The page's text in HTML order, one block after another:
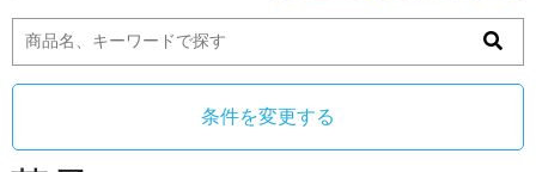
条件を変更する